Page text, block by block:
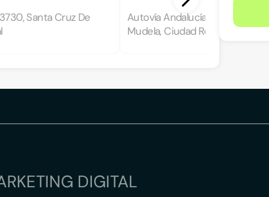
Santa Cruz De
Autovía Andalucía, 13730, Santa
Mudela, Ciudad Real
DIGITAL